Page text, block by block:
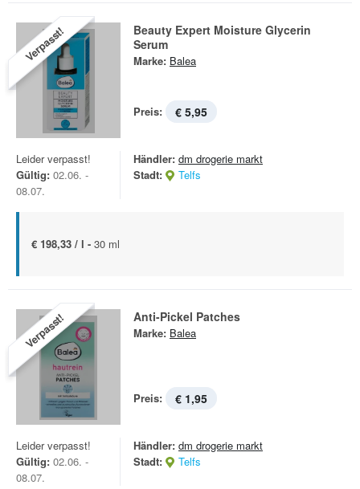
Verpasst!
Beauty Expert Moisture Glycerin
Serum
Marke: Balea
Preis: € 5,95
Leider verpasst!
Gültig: 02.06. -
08.07.
Händler: dm drogerie markt
Stadt:
Telfs
€ 198,33 / l - 30 ml
Verpasst! Anti-Pickel Patches
Marke: Balea
Preis: € 1,95
Leider verpasst!
Gültig: 02.06. -
08.07.
Händler: dm drogerie markt
Stadt:
Telfs